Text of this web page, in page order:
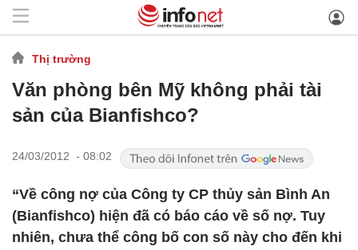
Thị trường
Văn phòng bên Mỹ không phải tài
sản của Bianfishco?
24/03/2012 - 08:02
“Về công nợ của Công ty CP thủy sản Bình An
(Bianfishco) hiện đã có báo cáo về số nợ. Tuy
nhiên, chưa thể công bố con số này cho đến khi